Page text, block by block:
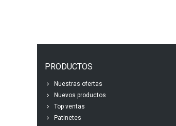
PRODUCTOS
Nuestras ofertas
Nuevos productos
Top ventas
Patinetes